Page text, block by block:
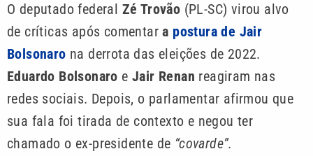
O deputado federal Zé Trovão (PL-SC) virou alvo
de críticas após comentara postura de Jair
Bolsonaro na derrota das eleições de 2022.
Eduardo Bolsonaro eJair Renan reagiram nas
redes sociais. Depois, o parlamentar afirmou que
sua fala foi tirada de contexto e negou ter
chamado o ex-presidente de “covarde”.